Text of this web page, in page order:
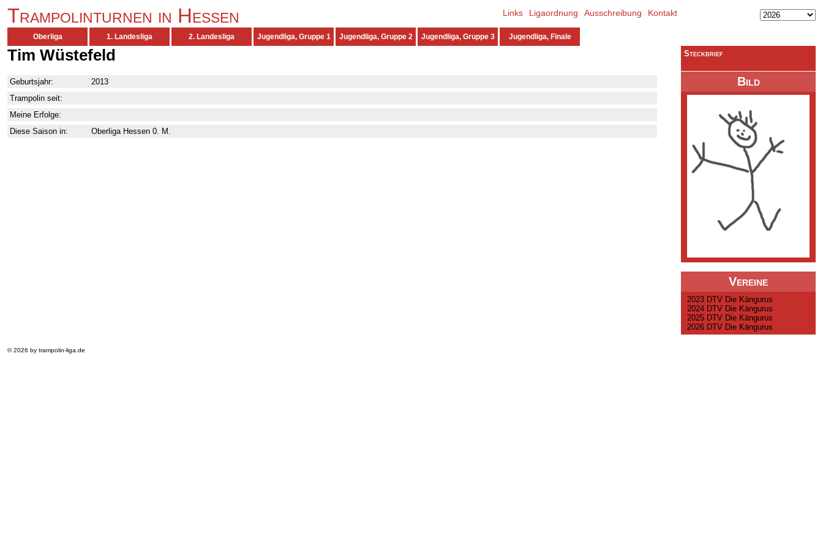
Trampolinturnen in Hessen Links Ligaordnung Ausschreibung Kontakt
Oberliga 1. Landesliga 2. Landesliga Jugendliga, Gruppe 1 Jugendliga, Gruppe 2 Jugendliga, Gruppe 3 Jugendliga, Finale
Tim Wüstefeld
Bild
Vereine
2023 DTV Die Kängurus
2024 DTV Die Kängurus
2025 DTV Die Kängurus
2026 DTV Die Kängurus
Steckbrief
Geburtsjahr:
2013
Trampolin seit:
Meine Erfolge:
Diese Saison in:
Oberliga Hessen 0. M.
© 2026 by trampolin-liga.de